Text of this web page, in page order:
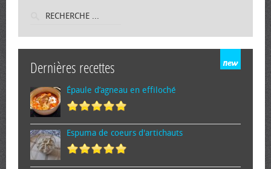
Dernières recettes
Épaule d’agneau en effiloché
Espuma de cœurs d'artichauts